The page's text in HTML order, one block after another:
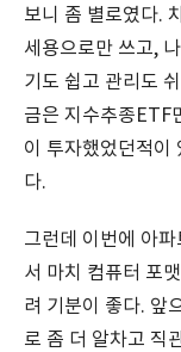
보니 좀 별로였다.
세용으로만 쓰고,
기도 쉽고 관리도
금은 지수추종ETF
이 투자했었던적이
다.
그런데 이번에 아
서 마치 컴퓨터 포
려 기분이 좋다. 앞
로 좀 더 알차고 직